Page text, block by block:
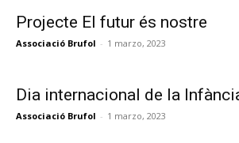
Projecte El futur és nostre
Associació Brufol - 1 marzo, 2023
Dia internacional de la
Associació Brufol - 1 marzo, 2023